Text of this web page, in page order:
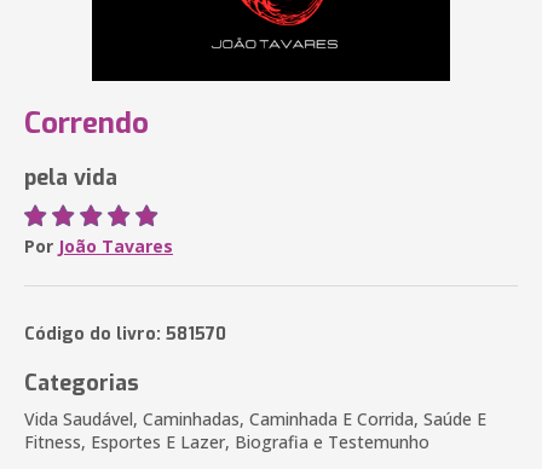
Correndo
pela vida
Por João Tavares
Código do livro: 581570
Categorias
Vida Saudável, Caminhadas, Caminhada E Corrida, Saúde E
Fitness, Esportes E Lazer, Biografia e Testemunho